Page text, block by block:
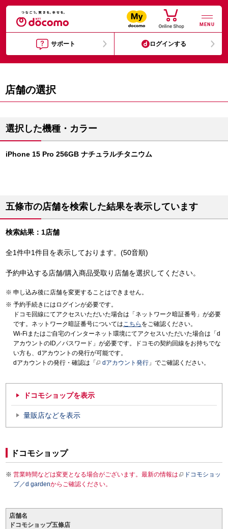
MENU
サポート ログインする
店舗の選択
選択した機種・カラー
iPhone 15 Pro 256GB ナチュラルチタニウム
五條市の店舗を検索した結果を表示しています
検索結果：1店舗
全1件中1件目を表示しております。(50音順)
予約申込する店舗/購入商品受取り店舗を選択してください。
申し込み後に店舗を変更することはできません。
予約手続きにはログインが必要です。
ドコモ回線にてアクセスいただいた場合は「ネットワーク暗証番号」が必要
です。ネットワーク暗証番号についてはこちら をご確認ください。
Wi-Fiまたはご自宅のインターネット環境にてアクセスいただいた場合は「d
アカウントのID／パスワード」が必要です。ドコモの契約回線をお持ちでな
い方も、dアカウントの発行が可能です。
dアカウントの発行・確認は「
dアカウント発行 」でご確認ください。
ドコモショップを表示
量販店などを表示
ドコモショップ
営業時間などは変更となる場合がございます。最新の情報は
ドコモショッ
プ／d gardenからご確認ください。
店舗名
ドコモショップ五條店